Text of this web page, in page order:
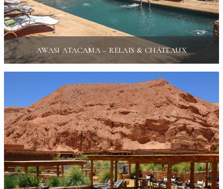
AWASI ATACAMA – RELAIS & CHÂTEAUX